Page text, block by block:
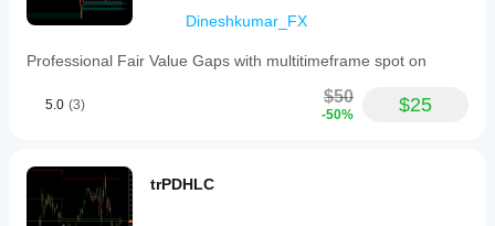
Dineshkumar_FX
Professional Fair Value Gaps with multitimeframe spot on
5.0 (3) $50
-50% $25
trPDHLC